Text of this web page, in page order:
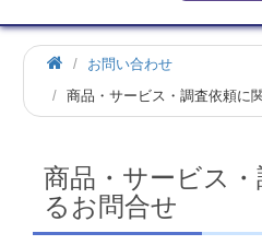
お問い合わせ
商品・サービス・調査依頼に
商品・サービス
るお問合せ